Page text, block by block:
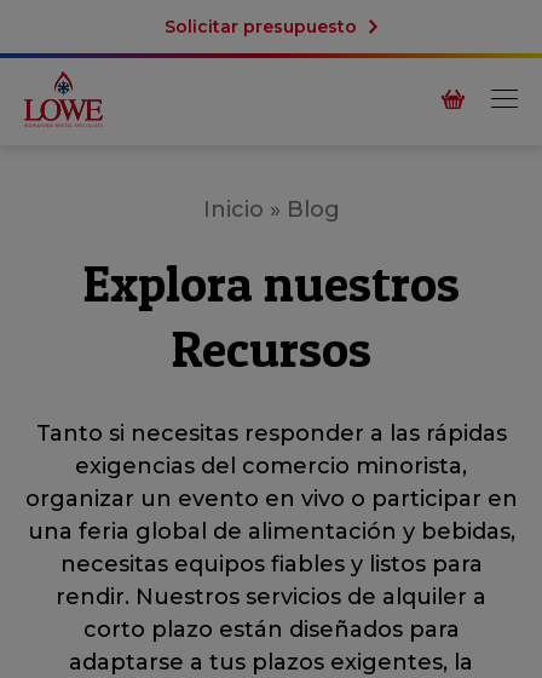
Solicitar presupuesto
Inicio » Blog
Explora nuestros
Recursos
Tanto si necesitas responder a las rápidas
exigencias del comercio minorista,
organizar un evento en vivo o participar en
una feria global de alimentación y bebidas,
necesitas equipos fiables y listos para
rendir. Nuestros servicios de alquiler a
corto plazo están diseñados para
adaptarse a tus plazos exigentes, la